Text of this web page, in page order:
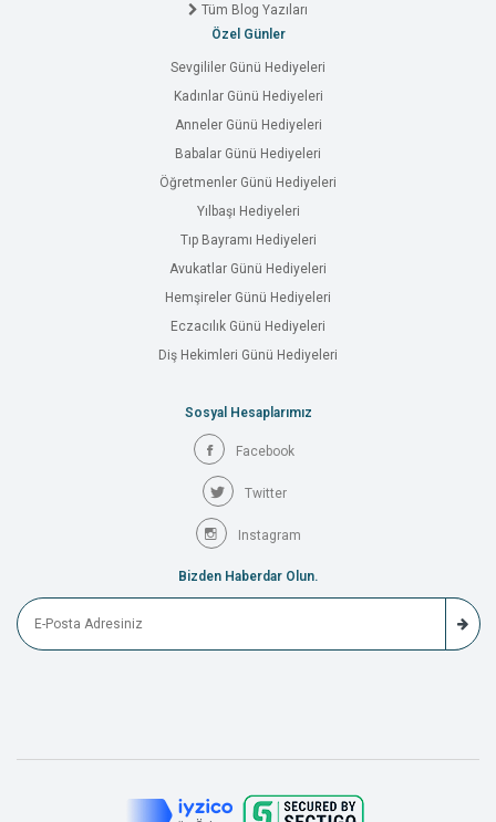
Tüm Blog Yazıları
Özel Günler
Sevgililer Günü Hediyeleri
Kadınlar Günü Hediyeleri
Anneler Günü Hediyeleri
Babalar Günü Hediyeleri
Öğretmenler Günü Hediyeleri
Yılbaşı Hediyeleri
Tıp Bayramı Hediyeleri
Avukatlar Günü Hediyeleri
Hemşireler Günü Hediyeleri
Eczacılık Günü Hediyeleri
Diş Hekimleri Günü Hediyeleri
Sosyal Hesaplarımız
Facebook
Twitter
Instagram
Bizden Haberdar Olun.